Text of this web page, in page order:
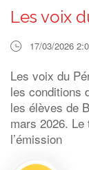
Les voix
17/03/2026
Les voix du
les conditions
les élèves de
mars 2026. Le
l’émission